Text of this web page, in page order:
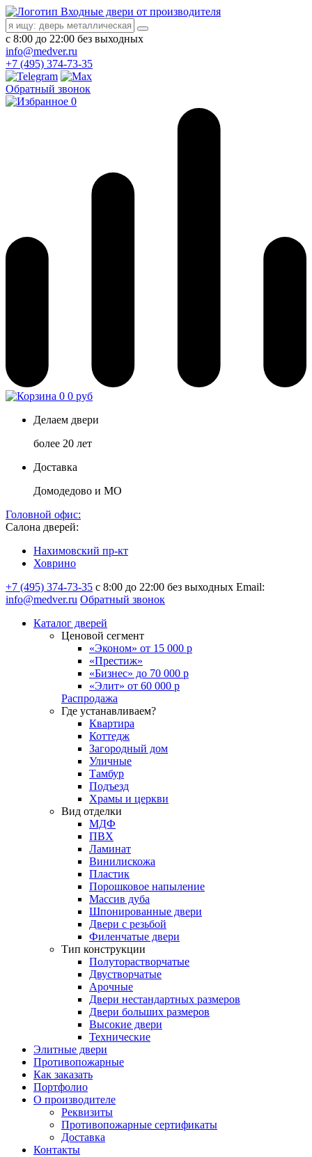
Входные двери от производителя
с 8:00 до 22:00 без выходных
info@medver.ru
+7 (495) 374-73-35
Обратный звонок
0
0 0 руб
Делаем двери
более 20 лет
Доставка
Домодедово и МО
Головной офис:
Салона дверей:
Нахимовский пр-кт
Ховрино
+7 (495) 374-73-35 с 8:00 до 22:00 без выходных Email:
info@medver.ru Обратный звонок
Каталог дверей
Ценовой сегмент
«Эконом» от 15 000 р
«Престиж»
«Бизнес» до 70 000 р
«Элит» от 60 000 р
Распродажа
Где устанавливаем?
Квартира
Коттедж
Загородный дом
Уличные
Тамбур
Подъезд
Храмы и церкви
Вид отделки
МДФ
ПВХ
Ламинат
Винилискожа
Пластик
Порошковое напыление
Массив дуба
Шпонированные двери
Двери с резьбой
Филенчатые двери
Тип конструкции
Полуторастворчатые
Двустворчатые
Арочные
Двери нестандартных размеров
Двери больших размеров
Высокие двери
Технические
Элитные двери
Противопожарные
Как заказать
Портфолио
О производителе
Реквизиты
Противопожарные сертификаты
Доставка
Контакты